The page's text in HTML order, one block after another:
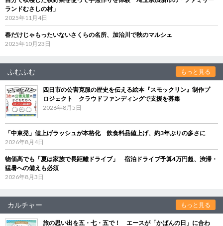
ランドむさしの村」
2025年11月4日
春だけじゃもったいないさくらの名所、加治川で秋のマルシェ
2025年10月23日
ふむふむ もっと見る
四日市の公害克服の歴史を伝える絵本『スモックリン』制作プ
ロジェクト クラウドファンディングで支援を募集
2026年8月5日
「中東発」値上げラッシュが本格化 飲食料品値上げ、約3年ぶりの多さに
2026年8月4日
物価高でも「夏は家族で長距離ドライブ」 宿泊ドライブ予算4万円超、渋滞・
猛暑への備えも必須
2026年8月3日
カルチャー もっと見る
旅の思い出を五・七・五で！ エースが「かばんの日」に合わ